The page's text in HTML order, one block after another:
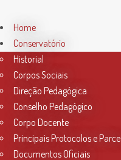
25 Jan
Home
Conservatório
Historial
Corpos Sociais
Direção Pedagógica
Conselho Pedagógico
Corpo Docente
Principais Protocolos e
Documentos Oficiais